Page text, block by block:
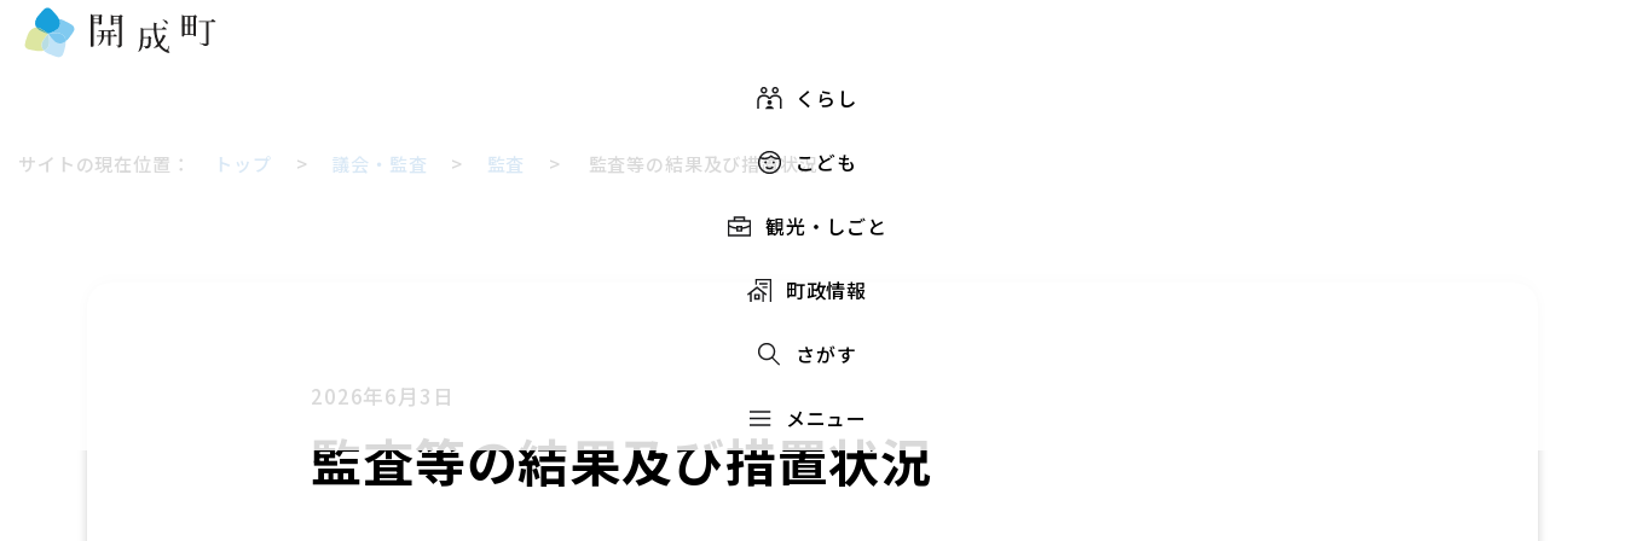
くらし
こども
観光・しごと
町政情報
さがす
メニュー
サイトの現在位置： トップ > 議会・監査 > 監査 > 監査等の結果及び措置状況
2026年6月3日
監査等の結果及び措置状況